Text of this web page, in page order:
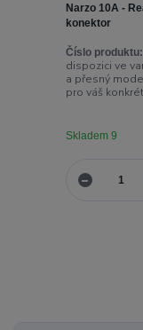
Narzo 10A -
konektor
Číslo produktu:
dispozici ve
a přesný
pro váš
Skladem 9